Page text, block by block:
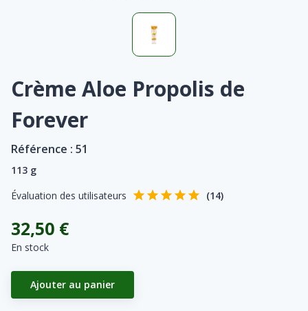
Crème Aloe Propolis de
Forever
Référence : 51
113 g
Évaluation des utilisateurs
(14)
32,50 €
En stock
Ajouter au panier